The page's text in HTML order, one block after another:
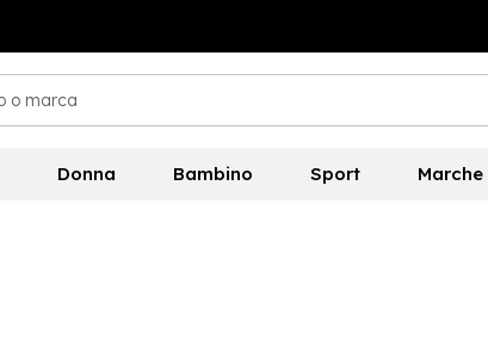
Donna Bambino Sport Marche